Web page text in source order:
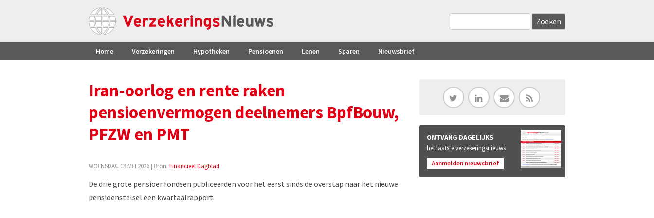
Home Verzekeringen Hypotheken Pensioenen Lenen Sparen Nieuwsbrief
Iran-oorlog en rente raken
pensioenvermogen deelnemers BpfBouw,
PFZW en PMT
WOENSDAG 13 MEI 2026 | Bron: Financieel Dagblad
De drie grote pensioenfondsen publiceerden voor het eerst sinds de overstap naar het nieuwe
pensioenstelsel een kwartaalrapport.
ONTVANG DAGELIJKS
het laatste verzekeringsnieuws
Aanmelden nieuwsbrief